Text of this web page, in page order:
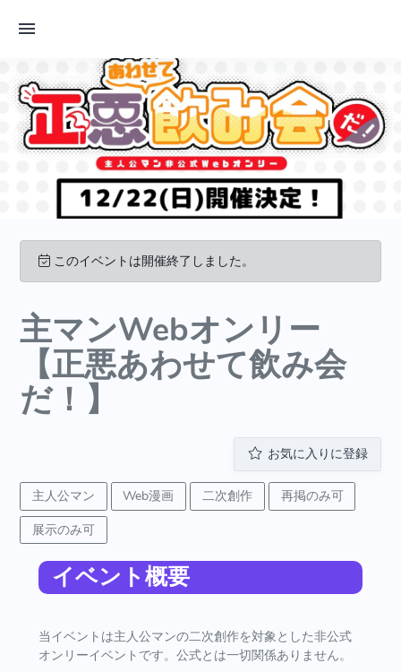
このイベントは開催終了しました。
主マンWebオンリー
【正悪あわせて飲み会
だ！】
お気に入りに登録
主人公マン Web漫画 二次創作
再掲のみ可
展示のみ可
イベント概要
当イベントは主人公マンの二次創作を対象とした非公式
オンリーイベントです。公式とは一切関係ありません。